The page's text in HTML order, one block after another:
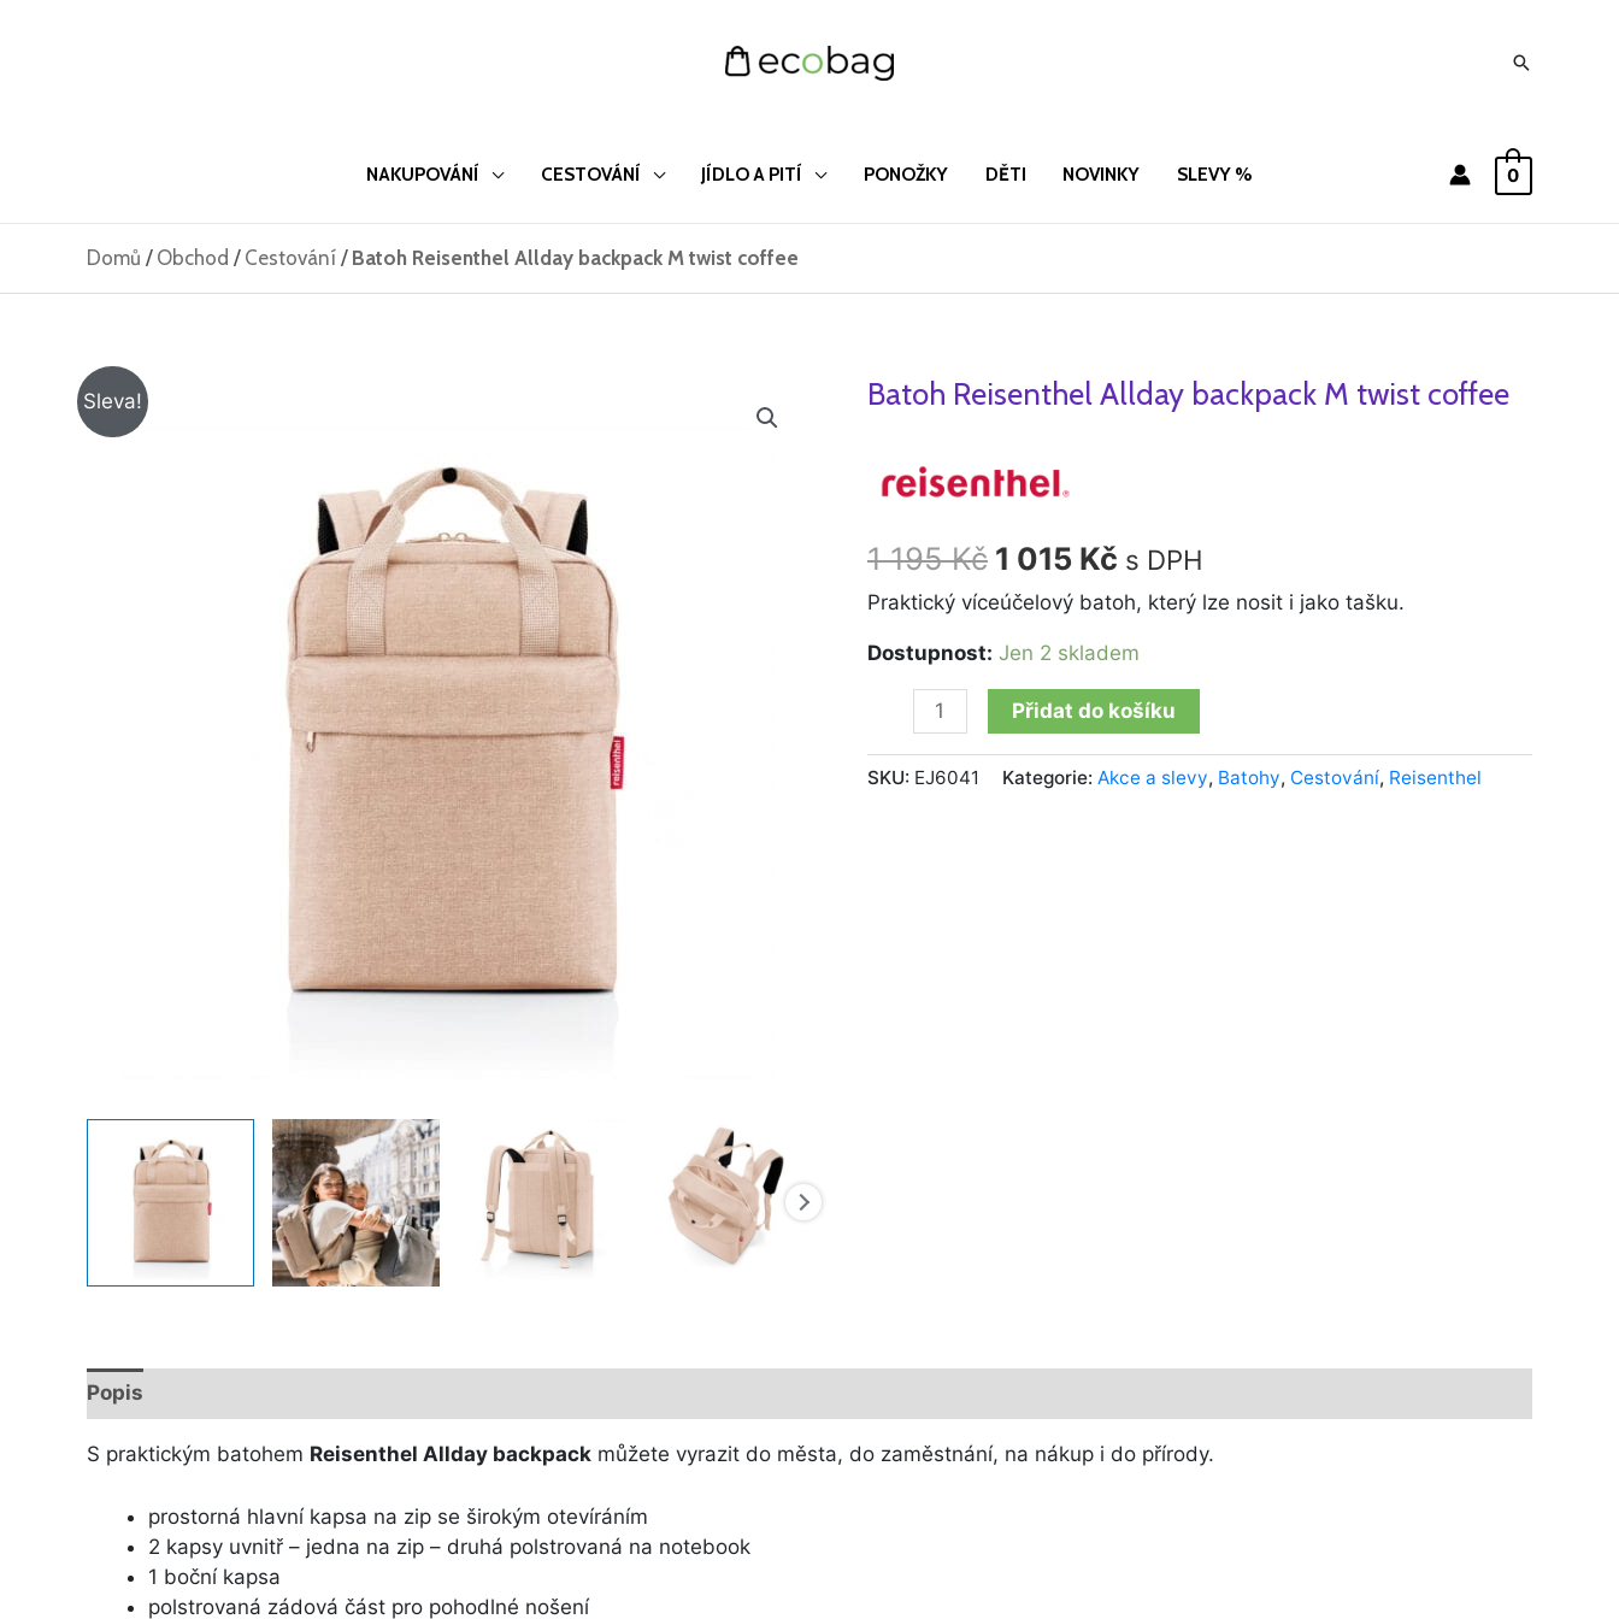
Hledat
NAKUPOVÁNÍ CESTOVÁNÍ JÍDLO A PITÍ PONOŽKY DĚTI NOVINKY SLEVY % 0
Domů / Obchod / Cestování / Batoh Reisenthel Allday backpack M twist coffee
Sleva! Batoh Reisenthel Allday backpack M twist coffee
1 195Kč
Původní
byla:
195 Kč.
1 015 Kč
Aktuální
015 Kč.
s DPH
Praktický víceúčelový batoh, který lze nosit i jako tašku.
Dostupnost: Jen 2 skladem
Batoh
backpack
coffee
množství
Přidat do košíku
SKU: EJ6041 Kategorie: Akce a slevy, Batohy, Cestování, Reisenthel
Popis
S praktickým batohem Reisenthel Allday backpack můžete vyrazit do města, do zaměstnání, na nákup i do přírody.
prostorná hlavní kapsa na zip se širokým otevíráním
2 kapsy uvnitř – jedna na zip – druhá polstrovaná na notebook
1 boční kapsa
polstrovaná zádová část pro pohodlné nošení